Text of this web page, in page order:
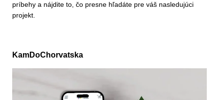
príbehy a nájdite to, čo presne hľadáte pre váš nasledujúci
projekt.
KamDoChorvatska